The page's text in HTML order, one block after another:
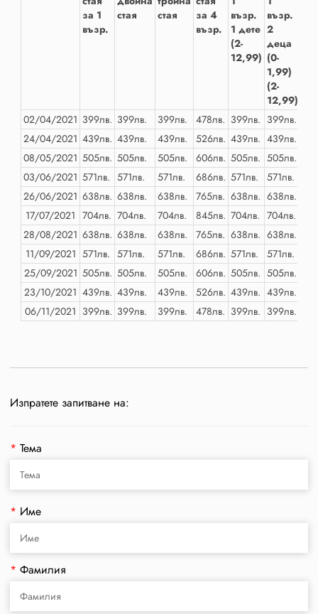
за 1
възр.
стая
стая
за 4
възр.
възр.
1 дете
(2-
12,99)
възр.
2
деца
(0-
1,99)
(2-
12,99)
02/04/2021 399лв. 399лв. 399лв. 478лв. 399лв. 399лв.
24/04/2021 439лв. 439лв. 439лв. 526лв. 439лв. 439лв.
08/05/2021 505лв. 505лв. 505лв. 606лв. 505лв. 505лв.
03/06/2021 571лв. 571лв. 571лв. 686лв. 571лв. 571лв.
26/06/2021 638лв. 638лв. 638лв. 765лв. 638лв. 638лв.
17/07/2021 704лв. 704лв. 704лв. 845лв. 704лв. 704лв.
28/08/2021 638лв. 638лв. 638лв. 765лв. 638лв. 638лв.
11/09/2021 571лв. 571лв. 571лв. 686лв. 571лв. 571лв.
25/09/2021 505лв. 505лв. 505лв. 606лв. 505лв. 505лв.
23/10/2021 439лв. 439лв. 439лв. 526лв. 439лв. 439лв.
06/11/2021 399лв. 399лв. 399лв. 478лв. 399лв. 399лв.
Изпратете запитване на:
* Тема
* Име
* Фамилия